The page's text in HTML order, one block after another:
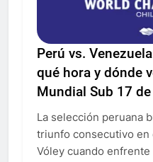
Perú vs.
qué hora y dónde
Mundial Sub 17
La selección peruana
triunfo consecutivo en
Vóley cuando enfrente